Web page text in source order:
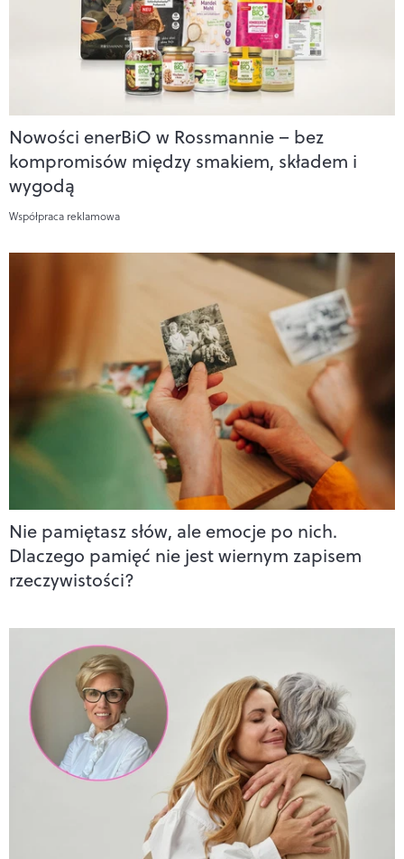
Nowości enerBiO w Rossmannie – bez
kompromisów między smakiem, składem i
wygodą
Współpraca reklamowa
Nie pamiętasz słów, ale emocje po nich.
Dlaczego pamięć nie jest wiernym zapisem
rzeczywistości?